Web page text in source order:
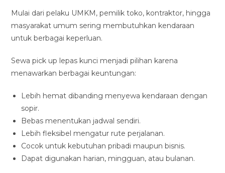
Mulai dari pelaku UMKM, pemilik toko, kontraktor, hingga
masyarakat umum sering membutuhkan kendaraan
untuk berbagai keperluan.
Sewa pick up lepas kunci menjadi pilihan karena
menawarkan berbagai keuntungan:
Lebih hemat dibanding menyewa kendaraan dengan
sopir.
Bebas menentukan jadwal sendiri.
Lebih fleksibel mengatur rute perjalanan.
Cocok untuk kebutuhan pribadi maupun bisnis.
Dapat digunakan harian, mingguan, atau bulanan.